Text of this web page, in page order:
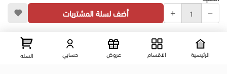
أضف لسلة المشتريات
المساعدة
ڤاليو أسئلة شائعة
شارع المكاتب, الزقازيق , الشرقية, مصر عرض علي الخريطه
الرئيسية الاقسام عروض حسابي السله